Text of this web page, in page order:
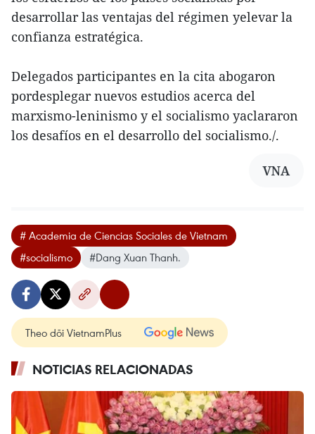
desarrollar las ventajas del régimen yelevar la
confianza estratégica.
Delegados participantes en la cita abogaron
pordesplegar nuevos estudios acerca del
marxismo-leninismo y el socialismo yaclararon
los desafíos en el desarrollo del socialismo./.
VNA
# Academia de Ciencias Sociales de Vietnam
#socialismo
#Dang Xuan Thanh.
Theo dõi VietnamPlus
NOTICIAS RELACIONADAS